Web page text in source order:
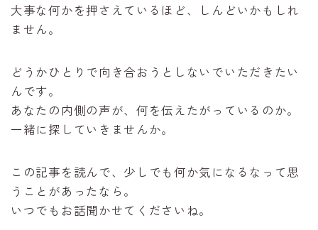
大事な何かを押さえているほど、しんどいかもしれ
ません。
どうかひとりで向き合おうとしないでいただきたい
んです。
あなたの内側の声が、何を伝えたがっているのか。
一緒に探していきませんか。
この記事を読んで、少しでも何か気になるなって思
うことがあったなら。
いつでもお話聞かせてくださいね。